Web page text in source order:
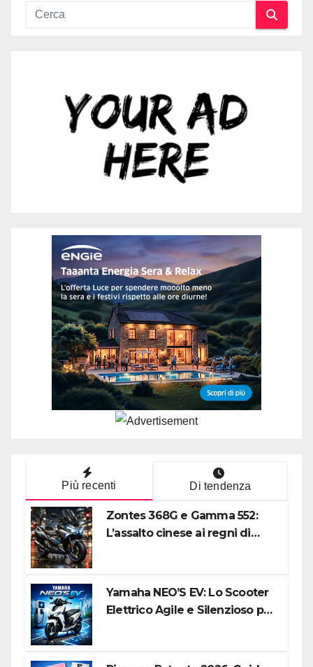
Più recenti Di tendenza
Zontes 368G e Gamma 552:
L’assalto cinese ai regni di
Yamaha NEO’S EV: Lo Scooter
Elettrico Agile e Silenzioso per